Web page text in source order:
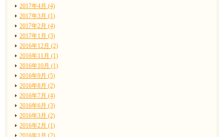
2017年4月 (4)
2017年3月 (1)
2017年2月 (4)
2017年1月 (3)
2016年12月 (2)
2016年11月 (1)
2016年10月 (1)
2016年9月 (5)
2016年8月 (2)
2016年7月 (4)
2016年6月 (3)
2016年3月 (2)
2016年2月 (1)
2016年1月 (2)